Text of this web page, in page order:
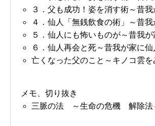
３．父も成功！姿を消す術～昔我
４．仙人「無銭飲食の術」～昔我
５．仙人にも怖いものが～昔我が
６．仙人再会と死～昔我が家に仙
亡くなった父のこと～キノコ雲を
メモ、切り抜き
三脈の法 ～生命の危機 解除法